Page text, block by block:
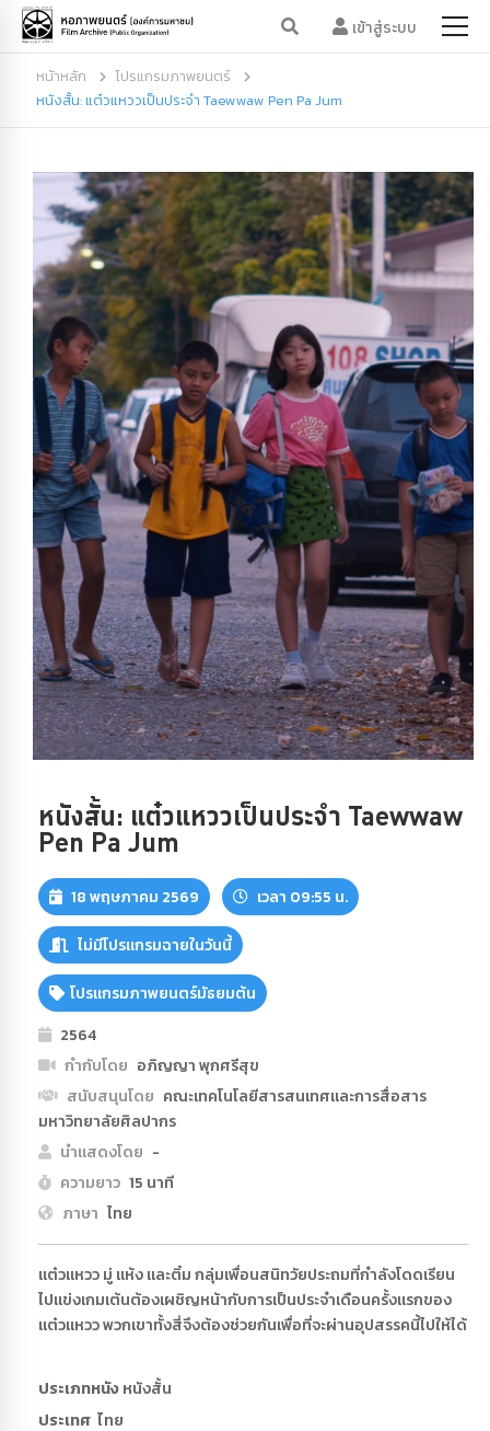
เข้าสู่ระบบ
หน้าหลัก
โปรแกรมภาพยนตร์
หนังสั้น: แต๋วแหววเป็นประจำ Taewwaw Pen Pa Jum
หนังสั้น: แต๋วแหววเป็นประจำ Taewwaw
Pen Pa Jum
18 พฤษภาคม 2569 เวลา 09:55 น.
ไม่มีโปรแกรมฉายในวันนี้
โปรแกรมภาพยนตร์มัธยมต้น
2564
กำกับโดย อภิญญา พุกศรีสุข
สนับสนุนโดย คณะเทคโนโลยีสารสนเทศเเละการสื่อสาร
มหาวิทยาลัยศิลปากร
นำแสดงโดย -
ความยาว 15 นาที
ภาษา ไทย
แต๋วแหวว มู่ แห้ง และติ๋ม กลุ่มเพื่อนสนิทวัยประถมที่กำลังโดดเรียน
ไปแข่งเกมเต้นต้องเผชิญหน้ากับการเป็นประจำเดือนครั้งแรกของ
แต๋วแหวว พวกเขาทั้งสี่จึงต้องช่วยกันเพื่อที่จะผ่านอุปสรรคนี้ไปให้ได้
ประเภทหนังหนังสั้น
ประเทศ ไทย